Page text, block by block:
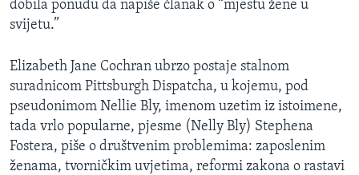
dobila ponudu da napiše članak o “mjestu žene u
svijetu.”
Elizabeth Jane Cochran ubrzo postaje stalnom
suradnicom Pittsburgh Dispatcha, u kojemu, pod
pseudonimom Nellie Bly, imenom uzetim iz istoimene,
tada vrlo popularne, pjesme (Nelly Bly) Stephena
Fostera, piše o društvenim problemima: zaposlenim
ženama, tvorničkim uvjetima, reformi zakona o rastavi